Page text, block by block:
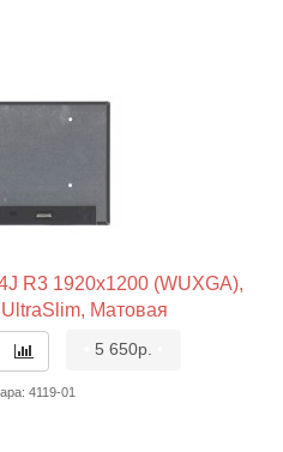
R3 1920x1200 (WUXGA),
UltraSlim, Матовая
5 650р.
4119-01